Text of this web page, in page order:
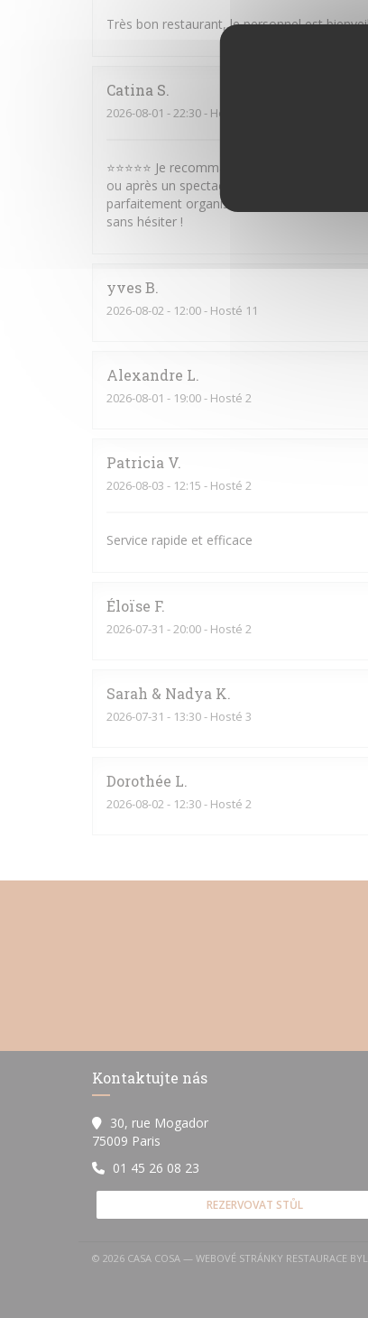
Très bon restaurant, le personnel est
Catina S
2026-08-01 - 22:30 - Hosté 10
⭐⭐⭐⭐⭐ Je recommande vivement ce
ou après un spectacle. Le service est
parfaitement organisé. Les plats sont très
sans hésiter !
yvesB
2026-08-02 - 12:00 - Hosté 11
Alexandre L
2026-08-01 - 19:00 - Hosté 2
Patricia V
2026-08-03 - 12:15 - Hosté 2
Service rapide et efficace
Éloïse F
2026-07-31 - 20:00 - Hosté 2
Sarah & Nadya K
2026-07-31 - 13:30 - Hosté 3
Dorothée L
2026-08-02 - 12:30 - Hosté 2
Kontaktujte nás
30, rue Mogador
75009 Paris
01 45 26 08 23
REZERVOVAT STŮL
© 2026 CASA COSA — WEBOVÉ STRÁNKY RESTAURACE